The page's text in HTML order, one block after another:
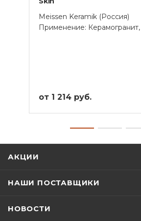
Meissen Keramik (Россия)
Применение:
от 1 214 руб.
АКЦИИ
НАШИ ПОСТАВЩИКИ
НОВОСТИ